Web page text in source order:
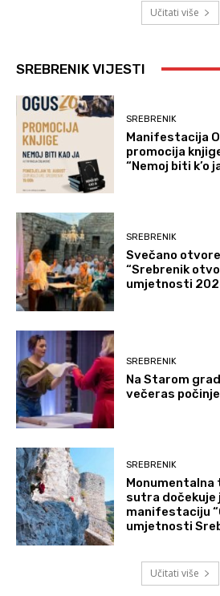
Učitati više
SREBRENIK VIJESTI
SREBRENIK
Manifestacija
promocija
“Nemoj biti k’o
SREBRENIK
Svečano
“Srebrenik
umjetnosti
SREBRENIK
Na Starom
večeras počinje
SREBRENIK
sutra dočekuje
manifestaciju
umjetnosti
Učitati više